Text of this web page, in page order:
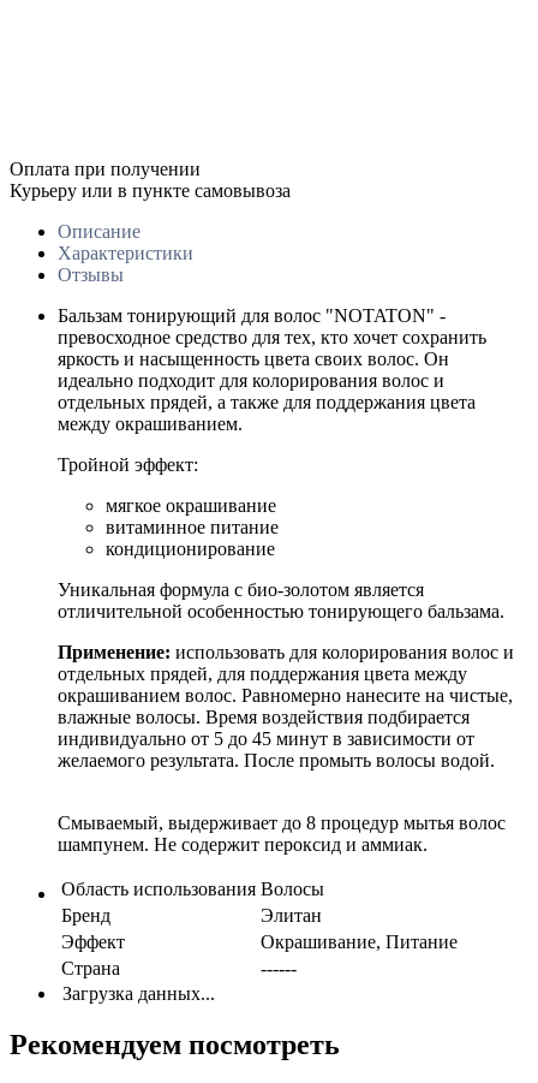
Оплата при получении
Курьеру или в пункте самовывоза
Описание
Характеристики
Отзывы
Бальзам тонирующий для волос "NOTATON" -
превосходное средство для тех, кто хочет сохранить
яркость и насыщенность цвета своих волос. Он
идеально подходит для колорирования волос и
отдельных прядей, а также для поддержания цвета
между окрашиванием.
Тройной эффект:
мягкое окрашивание
витаминное питание
кондиционирование
Уникальная формула с био-золотом является
отличительной особенностью тонирующего бальзама.
Применение: использовать для колорирования волос и
отдельных прядей, для поддержания цвета между
окрашиванием волос. Равномерно нанесите на чистые,
влажные волосы. Время воздействия подбирается
индивидуально от 5 до 45 минут в зависимости от
желаемого результата. После промыть волосы водой.
Смываемый, выдерживает до 8 процедур мытья волос
шампунем. Не содержит пероксид и аммиак.
Область использования Волосы
Бренд
Элитан
Эффект
Окрашивание, Питание
Страна
------
Загрузка данных...
Рекомендуем посмотреть